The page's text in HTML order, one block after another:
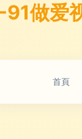
做
首頁